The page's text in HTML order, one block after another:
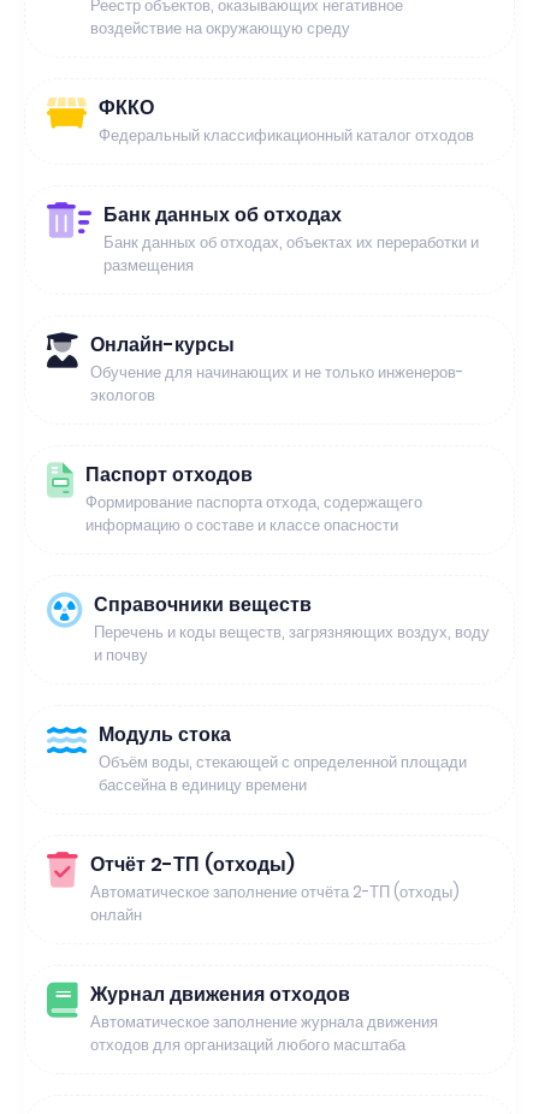
Реестр объектов, оказывающих негативное
воздействие на окружающую среду
ФККО
Федеральный классификационный каталог отходов
Банк данных об отходах
Банк данных об отходах, объектах их переработки и
размещения
Онлайн-курсы
Обучение для начинающих и не только инженеров-
экологов
Паспорт отходов
Формирование паспорта отхода, содержащего
информацию о составе и классе опасности
Справочники веществ
Перечень и коды веществ, загрязняющих воздух, воду
и почву
Модуль стока
Объём воды, стекающей с определенной площади
бассейна в единицу времени
Отчёт 2-ТП (отходы)
Автоматическое заполнение отчёта 2-ТП (отходы)
онлайн
Журнал движения отходов
Автоматическое заполнение журнала движения
отходов для организаций любого масштаба